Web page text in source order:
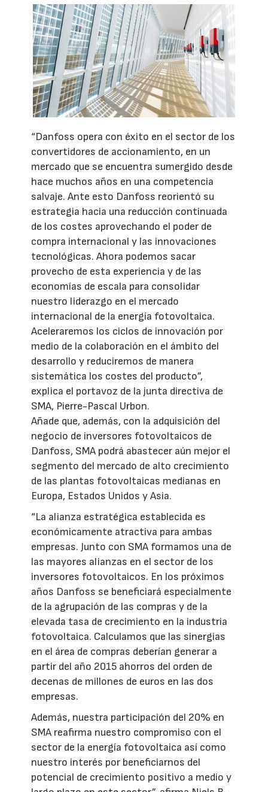
“Danfoss opera con éxito en el sector de los
convertidores de accionamiento, en un
mercado que se encuentra sumergido desde
hace muchos años en una competencia
salvaje. Ante esto Danfoss reorientó su
estrategia hacia una reducción continuada
de los costes aprovechando el poder de
compra internacional y las innovaciones
tecnológicas. Ahora podemos sacar
provecho de esta experiencia y de las
economías de escala para consolidar
nuestro liderazgo en el mercado
internacional de la energía fotovoltaica.
Aceleraremos los ciclos de innovación por
medio de la colaboración en el ámbito del
desarrollo y reduciremos de manera
sistemática los costes del producto”,
explica el portavoz de la junta directiva de
SMA, Pierre-Pascal Urbon.
Añade que, además, con la adquisición del
negocio de inversores fotovoltaicos de
Danfoss, SMA podrá abastecer aún mejor el
segmento del mercado de alto crecimiento
de las plantas fotovoltaicas medianas en
Europa, Estados Unidos y Asia.
“La alianza estratégica establecida es
económicamente atractiva para ambas
empresas. Junto con SMA formamos una de
las mayores alianzas en el sector de los
inversores fotovoltaicos. En los próximos
años Danfoss se beneficiará especialmente
de la agrupación de las compras y de la
elevada tasa de crecimiento en la industria
fotovoltaica. Calculamos que las sinergias
en el área de compras deberían generar a
partir del año 2015 ahorros del orden de
decenas de millones de euros en las dos
empresas.
Además, nuestra participación del 20% en
SMA reafirma nuestro compromiso con el
sector de la energía fotovoltaica así como
nuestro interés por beneficiarnos del
potencial de crecimiento positivo a medio y